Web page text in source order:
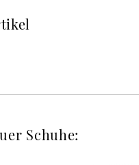
Schuhe: